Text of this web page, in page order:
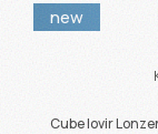
new
Cube Iovir